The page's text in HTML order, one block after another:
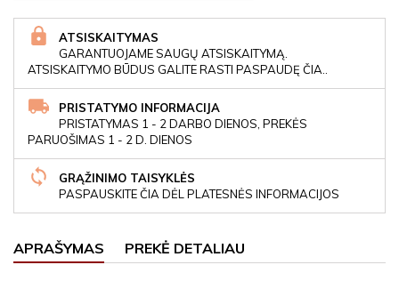
ATSISKAITYMAS
GARANTUOJAME SAUGŲ ATSISKAITYMĄ.
ATSISKAITYMO BŪDUS GALITE RASTI PASPAUDĘ ČIA..
PRISTATYMO INFORMACIJA
PRISTATYMAS 1 - 2 DARBO DIENOS, PREKĖS
PARUOŠIMAS 1 - 2 D. DIENOS
GRĄŽINIMO TAISYKLĖS
PASPAUSKITE ČIA DĖL PLATESNĖS INFORMACIJOS
APRAŠYMAS PREKĖ DETALIAU